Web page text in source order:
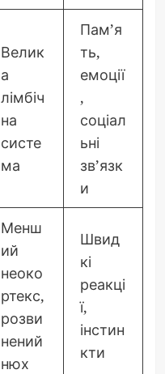
Велик
а
лімбіч
на
систе
ма
Пам’я
ть,
емоції
,
соціал
ьні
зв’язк
и
Менш
ий
неоко
ртекс,
розви
нений
нюх
Швид
кі
реакці
ї,
інстин
кти